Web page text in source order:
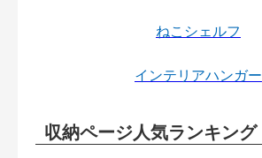
ねこシェルフ
インテリアハンガー
収納ページ人気ランキング